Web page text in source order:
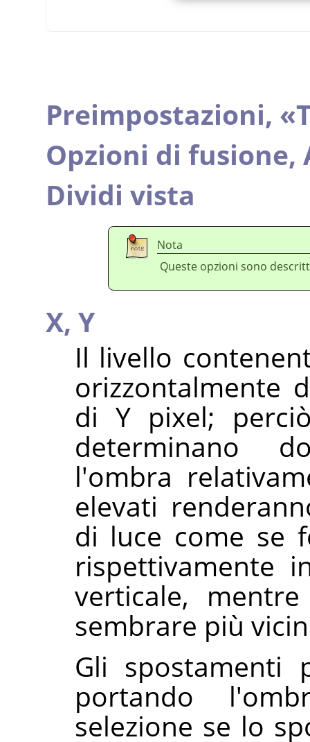
Preimpostazioni, «
Opzioni di fusione,
Dividi vista
Nota
Queste opzioni sono
X, Y
Il livello
orizzontalmente
di Y pixel;
determinano
l'ombra
elevati
di luce come se
rispettivamente
verticale,
sembrare più
Gli spostamenti
portando
selezione se lo